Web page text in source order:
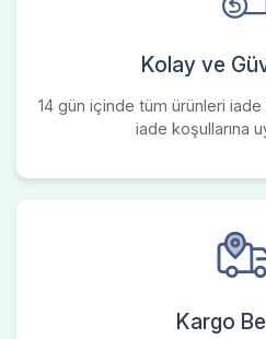
Kolay ve
14 gün içinde tüm ürünleri iade
iade koşullarına
Kargo